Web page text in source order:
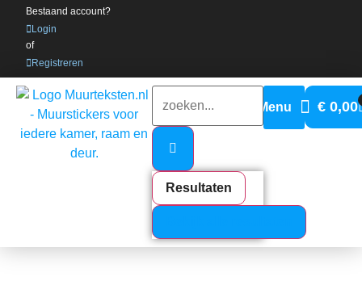
Bestaand account?
Login
of
Registreren
Resultaten
€0,00